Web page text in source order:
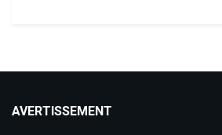
AVERTISSEMENT